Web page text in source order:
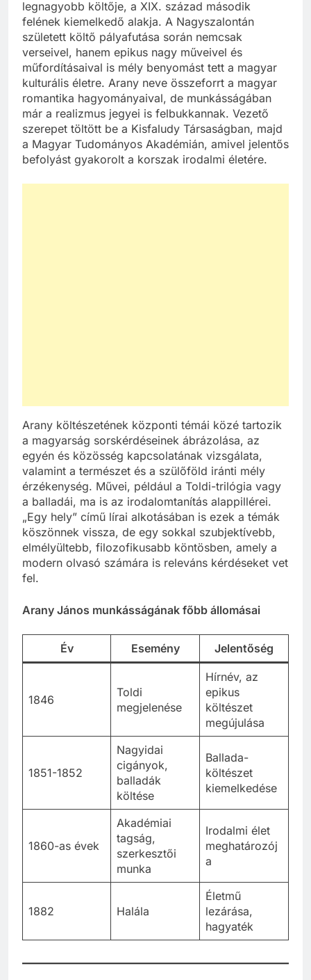
legnagyobb költője, a XIX. század második
felének kiemelkedő alakja. A Nagyszalontán
született költő pályafutása során nemcsak
verseivel, hanem epikus nagy műveivel és
műfordításaival is mély benyomást tett a magyar
kulturális életre. Arany neve összeforrt a magyar
romantika hagyományaival, de munkásságában
már a realizmus jegyei is felbukkannak. Vezető
szerepet töltött be a Kisfaludy Társaságban, majd
a Magyar Tudományos Akadémián, amivel jelentős
befolyást gyakorolt a korszak irodalmi életére.
Arany költészetének központi témái közé tartozik
a magyarság sorskérdéseinek ábrázolása, az
egyén és közösség kapcsolatának vizsgálata,
valamint a természet és a szülőföld iránti mély
érzékenység. Művei, például a Toldi-trilógia vagy
a balladái, ma is az irodalomtanítás alappillérei.
„Egy hely” című lírai alkotásában is ezek a témák
köszönnek vissza, de egy sokkal szubjektívebb,
elmélyültebb, filozofikusabb köntösben, amely a
modern olvasó számára is releváns kérdéseket vet
fel.
Arany János munkásságának főbb állomásai
Év Esemény Jelentőség
1846
Toldi
megjelenése
Hírnév, az
epikus
költészet
megújulása
1851-1852
Nagyidai
cigányok,
balladák
költése
Ballada-
költészet
kiemelkedése
1860-as évek
Akadémiai
tagság,
szerkesztői
munka
Irodalmi élet
meghatározój
a
1882 Halála
Életmű
lezárása,
hagyaték